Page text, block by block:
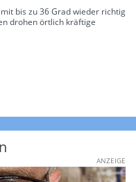
bis zu 36 Grad wieder richtig
drohen örtlich kräftige
ANZEIGE